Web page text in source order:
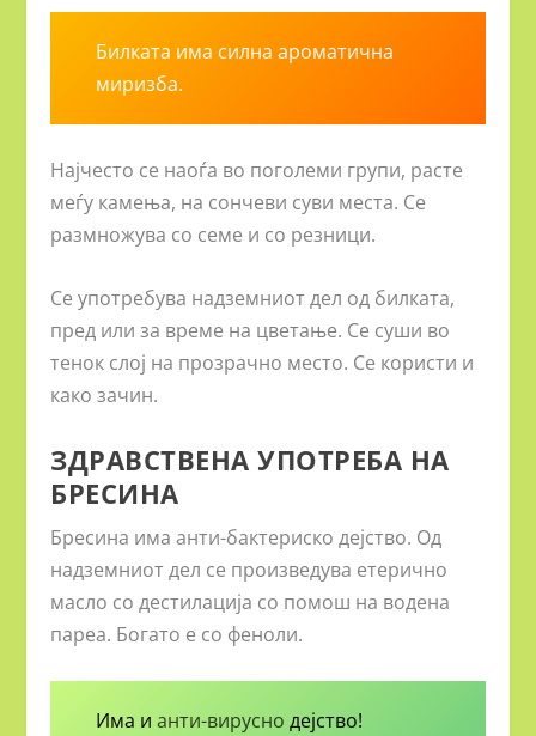
Билката има силна ароматична
миризба.
Најчесто се наоѓа во поголеми групи, расте
меѓу камења, на сончеви суви места. Се
размножува со семе и со резници.
Се употребува надземниот дел од билката,
пред или за време на цветање. Се суши во
тенок слој на прозрачно место. Се користи и
како зачин.
ЗДРАВСТВЕНА УПОТРЕБА НА
БРЕСИНА
Бресина има анти-бактериско дејство. Од
надземниот дел се произведува етерично
масло со дестилација со помош на водена
пареа. Богато е со феноли.
Има ианти-вирусно дејство!